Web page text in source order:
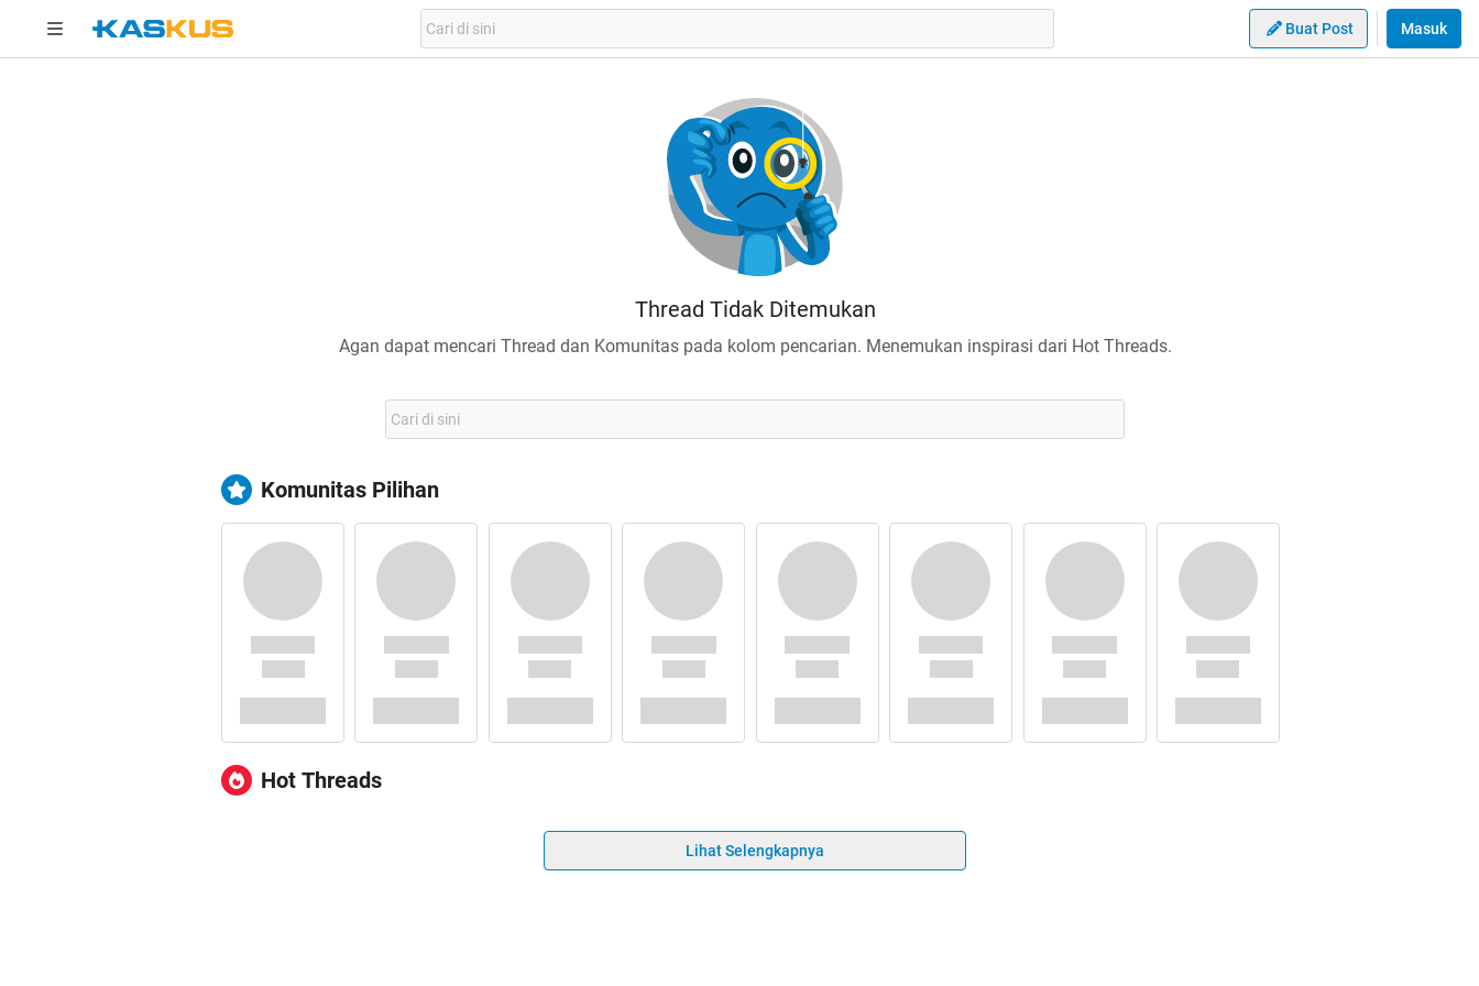
Buat Post Masuk
Thread Tidak Ditemukan
Agan dapat mencari Thread dan Komunitas pada kolom pencarian. Menemukan inspirasi dari Hot Threads.
Komunitas Pilihan
Hot Threads
Lihat Selengkapnya